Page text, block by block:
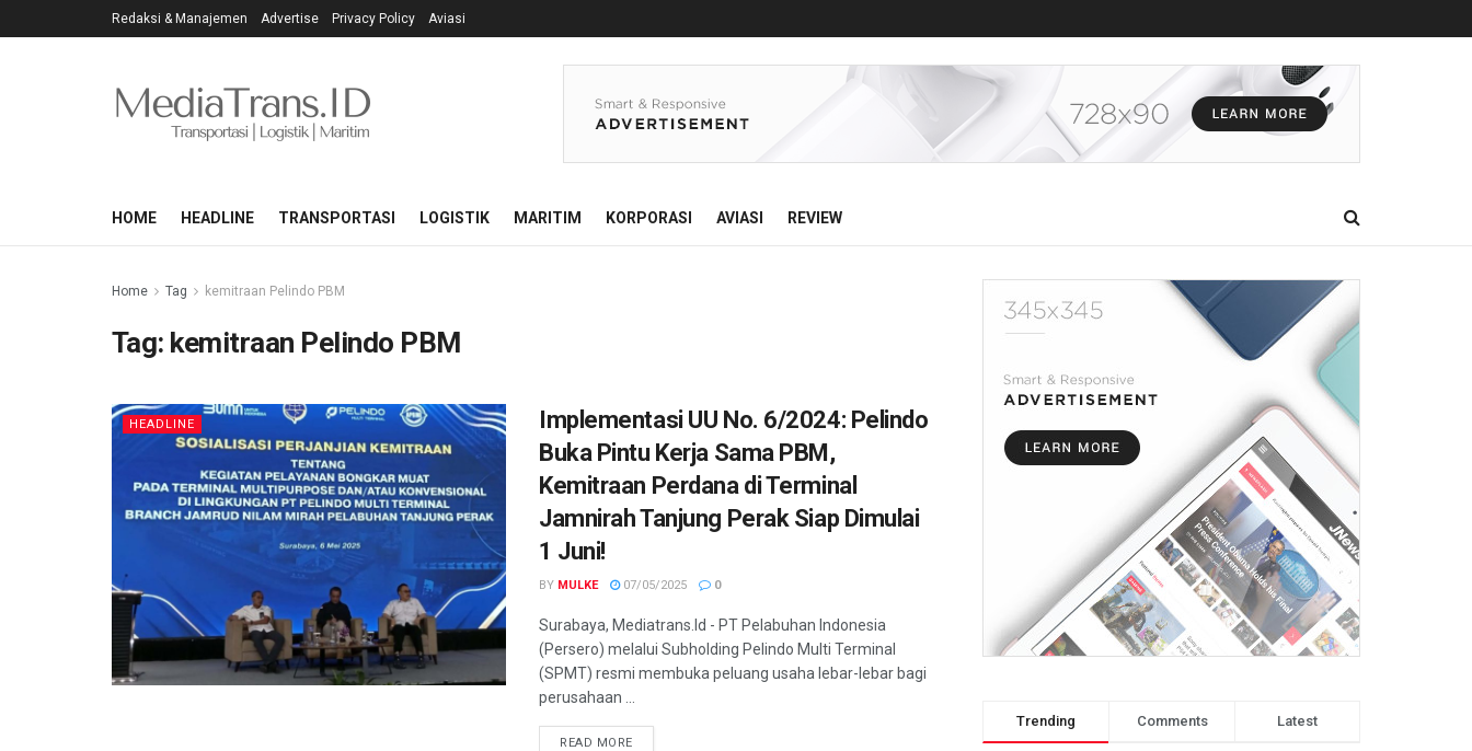
Redaksi & Manajemen Advertise Privacy Policy Aviasi
HOME HEADLINE TRANSPORTASI LOGISTIK MARITIM KORPORASI AVIASI REVIEW
Home Tag kemitraan Pelindo PBM
Tag: kemitraan Pelindo PBM
HEADLINE
Implementasi UU No. 6/2024: Pelindo
Buka Pintu Kerja Sama PBM,
Kemitraan Perdana di Terminal
Jamnirah Tanjung Perak Siap Dimulai
1 Juni!
BY MULKE 07/05/2025 0
Surabaya, Mediatrans.Id - PT Pelabuhan Indonesia
(Persero) melalui Subholding Pelindo Multi Terminal
(SPMT) resmi membuka peluang usaha lebar-lebar bagi
perusahaan ...
READ MORE
Trending Comments Latest